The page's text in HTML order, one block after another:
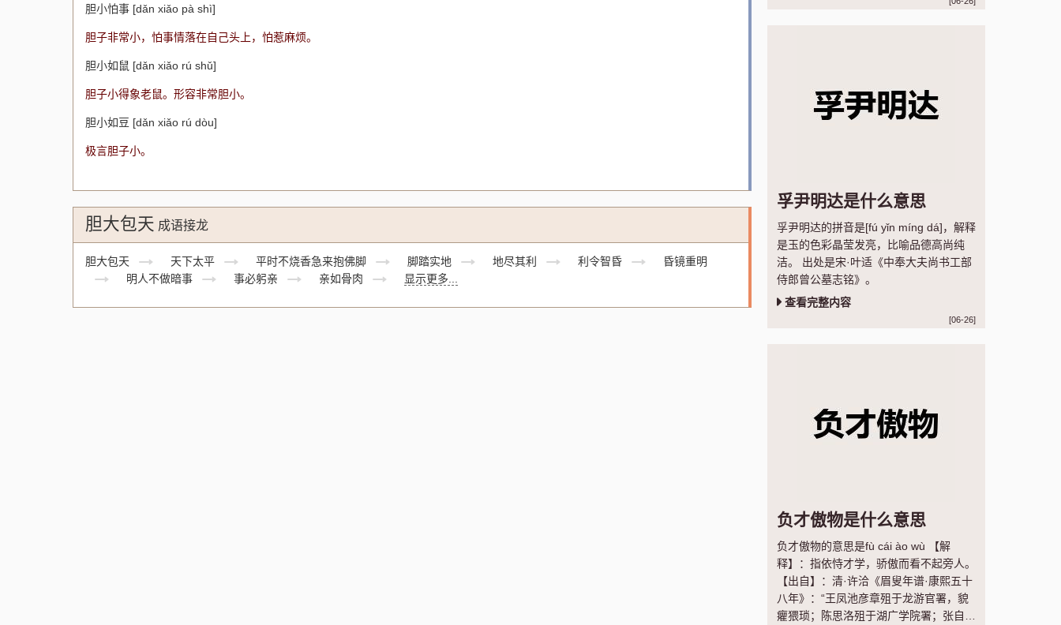
胆小怕事 [dǎn xiǎo pà shì]
胆子非常小，怕事情落在自己头上，怕惹麻烦。
胆小如鼠 [dǎn xiǎo rú shǔ]
胆子小得象老鼠。形容非常胆小。
胆小如豆 [dǎn xiǎo rú dòu]
极言胆子小。
胆大包天 成语接龙
胆大包天 天下太平 平时不烧香急来抱佛脚 脚踏实地 地尽其利 利令智昏
昏镜重明
明人不做暗事
事必躬亲 亲如骨肉 显示更多...
孚尹明达是什么意思
孚尹明达的拼音是[fú yǐn míng dá]，解释
是玉的色彩晶莹发亮，比喻品德高尚纯
洁。 出处是宋·叶适《中奉大夫尚书工部
侍郎曾公墓志铭》。
查看完整内容
[06-26]
负才傲物是什么意思
负才傲物的意思是fù cái ào wù 【解
释】：指依恃才学，骄傲而看不起旁人。
【出自】：清·许洽《眉叟年谱·康熙五十
八年》：“王凤池彦章殂于龙游官署，貌
癯猥琐；陈思洛殂于湖广学院署；张自服